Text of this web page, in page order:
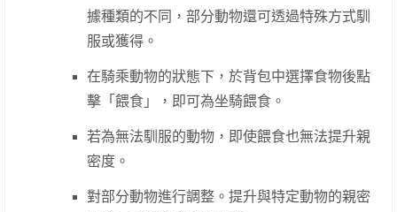
據種類的不同，部分動物還可透過特殊方式馴
服或獲得。
在騎乘動物的狀態下，於背包中選擇食物後點
擊「餵食」，即可為坐騎餵食。
若為無法馴服的動物，即使餵食也無法提升親
密度。
對部分動物進行調整。提升與特定動物的親密